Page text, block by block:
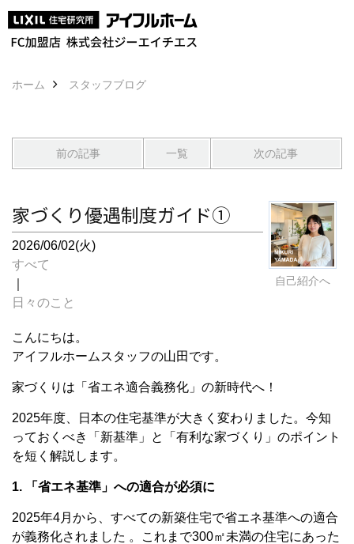
ホーム スタッフブログ
前の記事 一覧 次の記事
自己紹介へ
家づくり優遇制度ガイド①
2026/06/02(火)
すべて
日々のこと
こんにちは。
アイフルホームスタッフの山田です。
家づくりは「省エネ適合義務化」の新時代へ！
2025年度、日本の住宅基準が大きく変わりました。今知
っておくべき「新基準」と「有利な家づくり」のポイント
を短く解説します。
1. 「省エネ基準」への適合が必須に
2025年4月から、すべての新築住宅で省エネ基準への適合
が義務化されました 。これまで300㎡未満の住宅にあった